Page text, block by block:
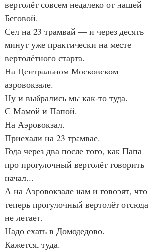
вертолёт совсем недалеко от нашей
Беговой.
Сел на 23 трамвай — и через десять
минут уже практически на месте
вертолётного старта.
На Центральном Московском
аэровокзале.
Ну и выбрались мы как-то туда.
С Мамой и Папой.
На Аэровокзал.
Приехали на 23 трамвае.
Года через два после того, как Папа
про прогулочный вертолёт говорить
начал...
А на Аэровокзале нам и говорят, что
теперь прогулочный вертолёт отсюда
не летает.
Надо ехать в Домодедово.
Кажется, туда.